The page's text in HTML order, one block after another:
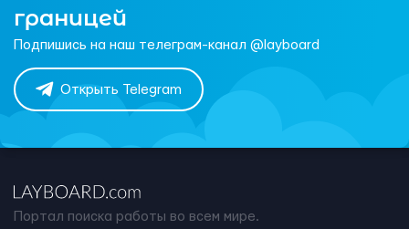
границей
Подпишись на наш телеграм-канал @layboard
Открыть Telegram
Портал поиска работы во всем мире.